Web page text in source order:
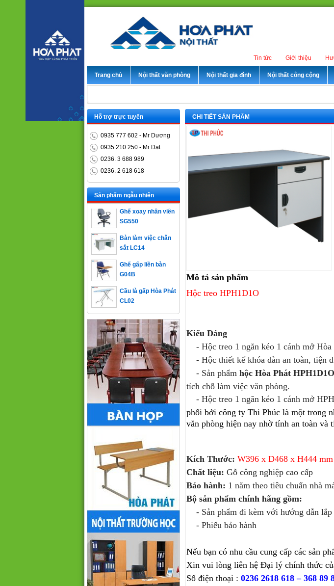
Giới thiệu
Tin tức
Trang chủ Nội thất văn phòng Nội thất gia đình Nội thất công cộng
CHI TIẾT SẢN PHẨM
Mô tả sản phẩm
Hộc treo HPH1D1O
Kiểu Dáng
- Hộc treo 1 ngăn kéo 1 cánh mở Hòa
- Hộc thiết kế khóa dàn an toàn, tiện
- Sản phẩm hộc Hòa Phát HPH1D1O
tích chỗ làm việc văn phòng.
- Hộc treo 1 ngăn kéo 1 cánh mở
phối bởi công ty Thi Phúc là một trong
văn phòng hiện nay nhờ tính an toàn và
Kích Thước: W396 x D468 x H444 mm
Chất liệu: Gỗ công nghiệp cao cấp
Bảo hành: 1 năm theo tiêu chuẩn nhà
Bộ sản phẩm chính hãng gồm:
- Sản phẩm đi kèm với hướng dẫn lắp
- Phiếu bảo hành
Nếu bạn có nhu cầu cung cấp các sản
Xin vui lòng liên hệ Đại lý chính thức
Số điện thoại : 0236 2618 618 – 368 89
Hỗ trợ trực tuyến
0935 777 602 - Mr Dương
0935 210 250 - Mr Đạt
0236. 3 688 989
0236. 2 618 618
Sản phẩm ngẫu nhiên
ET1400D
Ghế xoay nhân viên
SG550
sắt LC14
G04B
CL02